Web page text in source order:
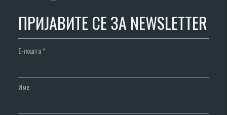
ПРИЈАВИТЕ СЕ ЗА NEWSLETTER
Е-пошта*
Име